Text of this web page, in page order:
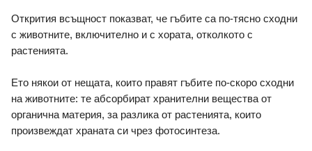
Открития всъщност показват, че гъбите са по-тясно сходни
с животните, включително и с хората, отколкото с
растенията.
Ето някои от нещата, които правят гъбите по-скоро сходни
на животните: те абсорбират хранителни вещества от
органична материя, за разлика от растенията, които
произвеждат храната си чрез фотосинтеза.